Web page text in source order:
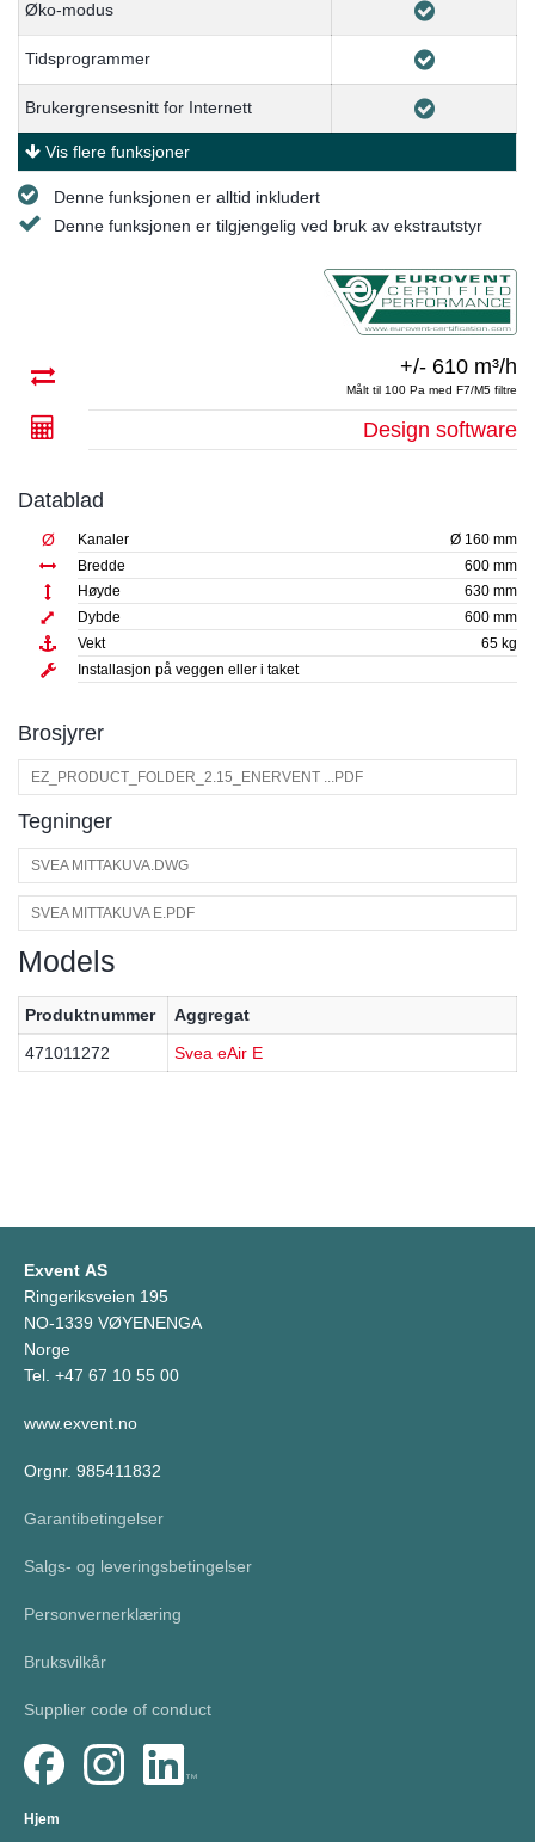
Øko-modus
Tidsprogrammer
Brukergrensesnitt for Internett
Vis flere funksjoner
Denne funksjonen er alltid inkludert
Denne funksjonen er tilgjengelig ved bruk av ekstrautstyr
+/- 610 m³/h
Målt til 100 Pa med F7/M5 filtre
Design software
Datablad
Ø Kanaler
Ø 160 mm
Bredde
600 mm
Høyde
630 mm
Dybde
600 mm
Vekt
65 kg
Installasjon på veggen eller i taket
Brosjyrer
EZ_PRODUCT_FOLDER_2.15_ENERVENT ...PDF
Tegninger
SVEA MITTAKUVA.DWG
SVEA MITTAKUVA E.PDF
Models
Produktnummer
Aggregat
471011272
Svea eAir E
Exvent AS
Ringeriksveien 195
NO-1339 VØYENENGA
Norge
Tel. +47 67 10 55 00
www.exvent.no
Orgnr. 985411832
Garantibetingelser
Salgs- og leveringsbetingelser
Personvernerklæring
Bruksvilkår
Supplier code of conduct
Hjem